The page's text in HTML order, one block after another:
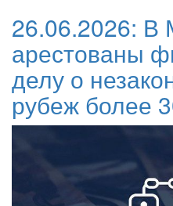
26.06.2026: В
арестованы
делу о
рубеж более